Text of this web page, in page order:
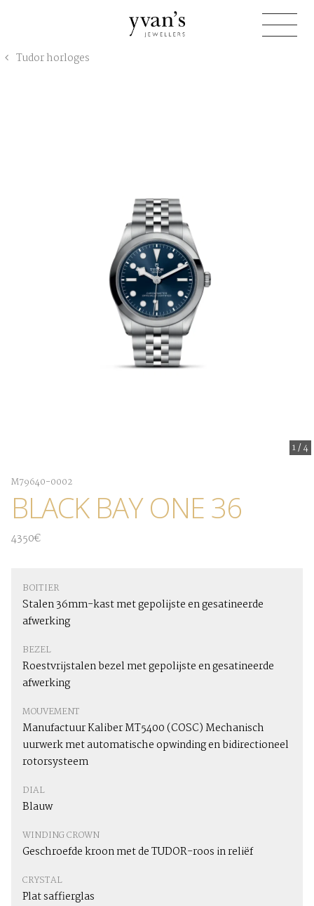
Tudor horloges
1/4
M79640-0002
BLACK BAY ONE 36
4350€
BOITIER
Stalen 36mm-kast met gepolijste en gesatineerde
afwerking
BEZEL
Roestvrijstalen bezel met gepolijste en gesatineerde
afwerking
MOUVEMENT
Manufactuur Kaliber MT5400 (COSC) Mechanisch
uurwerk met automatische opwinding en bidirectioneel
rotorsysteem
DIAL
Blauw
WINDING CROWN
Geschroefde kroon met de TUDOR-roos in reliëf
CRYSTAL
Plat saffierglas